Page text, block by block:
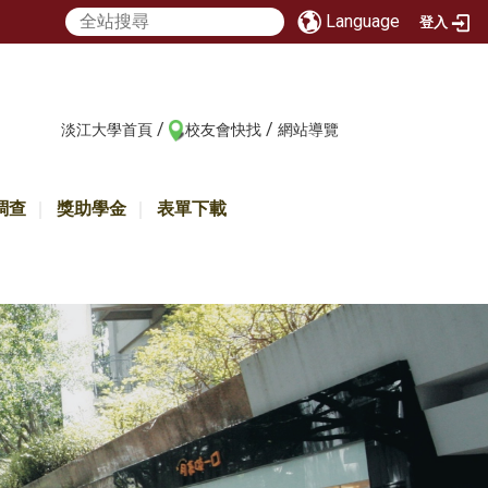
Language 登入
淡江大學首頁 / 校友會快找 / 網站導覽
查 獎助學金 表單下載